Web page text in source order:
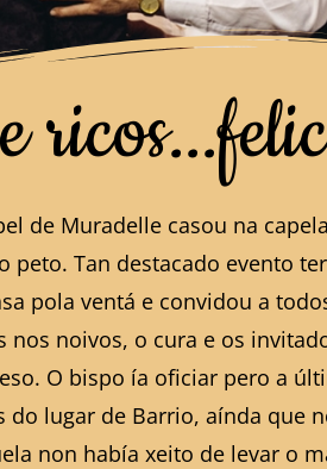
de Muradelle casou na
Tan destacado evento
pola ventá e convidou a
noivos, o cura e os
O bispo ía oficiar pero a
lugar de Barrio, aínda que
non había xeito de levar o